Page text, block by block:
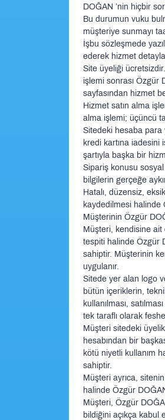
DOĞAN ’nin hiçbir
Bu durumun vuku
müşteriye sunmayı
İşbu sözleşmede
ederek hizmet
Site üyeliği
işlemi sonrası Özgür
sayfasından hizmet
Hizmet satın alma
alma işlemi; üçüncü
Sitedeki hesaba para
kredi kartına iadesini
şartıyla başka bir
Sipariş konusu
bilgilerin gerçeğe
Hatalı, düzensiz,
kaydedilmesi halinde
Müşterinin Özgür
Müşteri, kendisine ait
tespiti halinde Özgür
sahiptir. Müşterinin
uygulanır.
Sitede yer alan logo
bütün içeriklerin,
kullanılması,
tek taraflı olarak
Müşteri sitedeki
hesabından bir
kötü niyetli kullanım
sahiptir.
Müşteri ayrıca,
halinde Özgür
Müşteri, Özgür
bildiğini açıkça kabul